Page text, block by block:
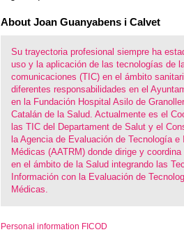
About Joan Guanyabens i Calvet
Su trayectoria profesional siempre ha
uso y la aplicación de las tecnologías de
comunicaciones (TIC) en el ámbito
diferentes responsabilidades en el
en la Fundación Hospital Asilo de
Catalán de la Salud. Actualmente es el
las TIC del Departament de Salut y el
la Agencia de Evaluación de Tecnología e
Médicas (AATRM) donde dirige y
en el ámbito de la Salud integrando las
Información con la Evaluación de
Médicas.
Personal information FICOD